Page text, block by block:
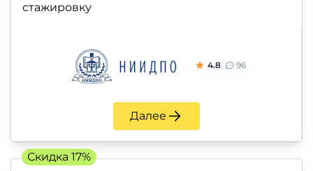
стажировку
4.8 96
Далее
Скидка 17%